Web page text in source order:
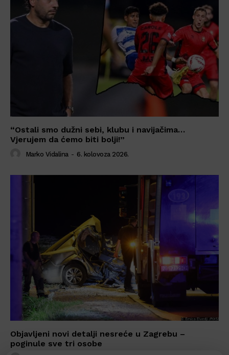
“Ostali smo dužni sebi, klubu i navijačima…
Vjerujem da ćemo biti bolji!”
Marko Vidalina - 6. kolovoza 2026.
Objavljeni novi detalji nesreće u Zagrebu –
poginule sve tri osobe